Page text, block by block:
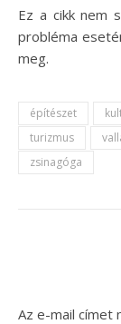
Ez a cikk nem
probléma
meg.
építészet
turizmus
zsinagóga
Az e-mail címet